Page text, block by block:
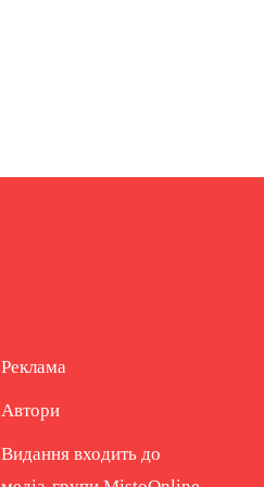
Реклама
Автори
Видання входить до